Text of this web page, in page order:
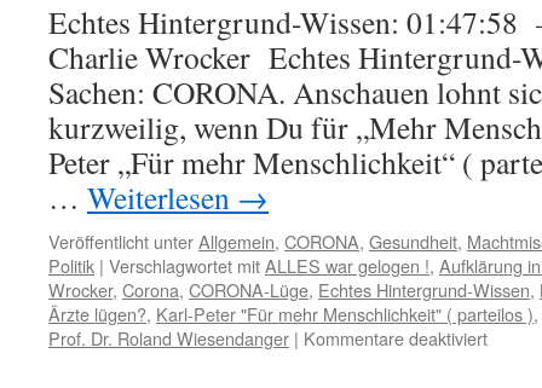
Echtes Hintergrund-Wissen:
Charlie Wrocker Echtes Hintergrund-
Sachen: CORONA. Anschauen lohnt
kurzweilig, wenn Du für „Mehr
Peter „Für mehr Menschlichkeit“ (
… Weiterlesen →
Veröffentlicht unterAllgemein, CORONA, Gesundheit,
Politik | Verschlagwortet mitALLES war gelogen !, Aufklärung
Wrocker, Corona, CORONA-Lüge, Echtes Hintergrund-Wissen,
Ärzte lügen?, Karl-Peter "Für mehr Menschlichkeit" ( parteilos ),
Prof. Dr. Roland Wiesendanger | Kommentare deaktiviertfür